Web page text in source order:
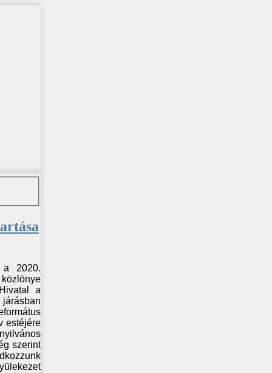
a 2020.
közlönye
a
estéjére
szerint